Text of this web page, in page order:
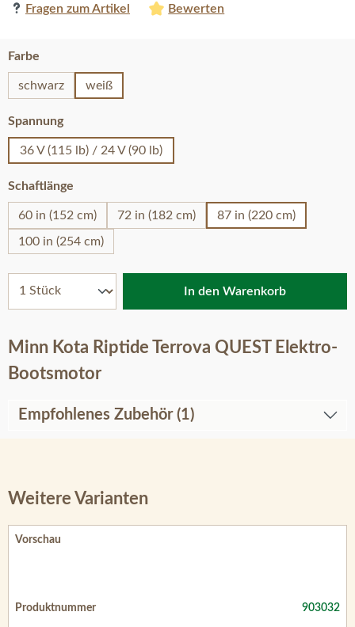
Fragen zum Artikel Bewerten
Farbe
schwarz weiß
Spannungauswählen
36 V (115 lb) / 24 V (90 lb)
Schaftlänge
60 in (152 cm) 72 in (182 cm) 87 in (220 cm)
100 in (254 cm)
In den Warenkorb
Minn Kota Riptide Terrova QUEST Elektro-
Bootsmotor
Empfohlenes Zubehör (1)
Weitere Varianten
903032